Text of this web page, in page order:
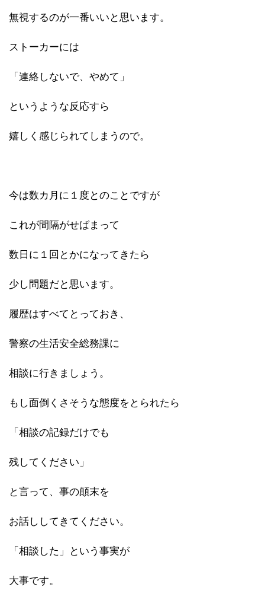
無視するのが一番いいと思います。
ストーカーには
「連絡しないで、やめて」
というような反応すら
嬉しく感じられてしまうので。
今は数カ月に１度とのことですが
これが間隔がせばまって
数日に１回とかになってきたら
少し問題だと思います。
履歴はすべてとっておき、
警察の生活安全総務課に
相談に行きましょう。
もし面倒くさそうな態度をとられたら
「相談の記録だけでも
残してください」
と言って、事の顛末を
お話ししてきてください。
「相談した」という事実が
大事です。